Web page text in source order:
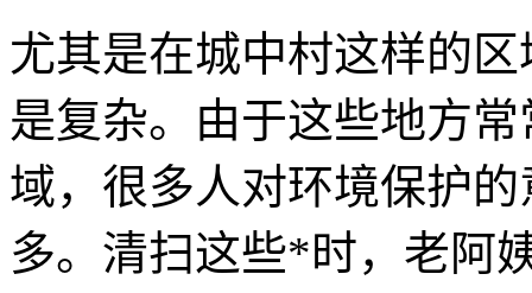
尤其是在城中村这样的
是复杂。由于这些地方
域，很多人对环境保护
多。清扫这些*时，老阿